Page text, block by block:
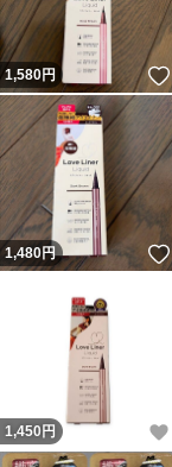
1,580円
1,480円
1,450 円